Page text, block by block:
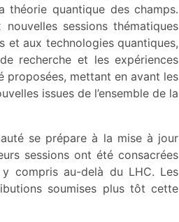
théorie quantique des champs.
sessions thématiques
et aux technologies quantiques,
recherche et les expériences
proposées, mettant en avant les
issues de l’ensemble de la
se prépare à la mise à jour
sessions ont été consacrées
compris au-delà du LHC. Les
soumises plus tôt cette